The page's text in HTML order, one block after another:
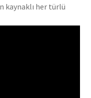
kaynaklı her türlü